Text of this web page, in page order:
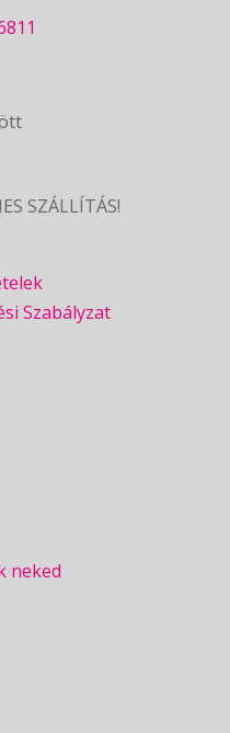
SZÁLLÍTÁS!
Szabályzat
neked